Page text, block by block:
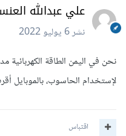
علي عبدالله
نشر6 يوليو 2022
نحن في اليمن الطاقة
لإستخدام الحاسوب، بالموبايل
اقتباس